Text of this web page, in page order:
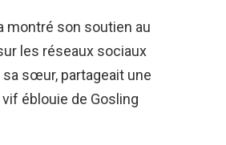
montré son soutien au
les réseaux sociaux
sœur, partageait une
éblouie de Gosling